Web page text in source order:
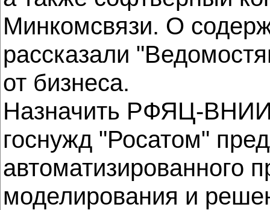
Минкомсвязи. О
рассказали
от бизнеса.
Назначить РФЯЦ-
госнужд "Росатом"
автоматизированного
моделирования и